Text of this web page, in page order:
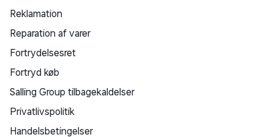
Reklamation
Reparation af varer
Fortrydelsesret
Fortryd køb
Salling Group tilbagekaldelser
Privatlivspolitik
Handelsbetingelser